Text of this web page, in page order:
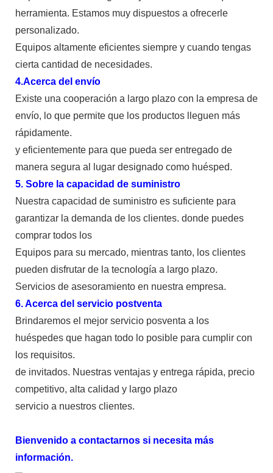
herramienta. Estamos muy dispuestos a ofrecerle
personalizado.
Equipos altamente eficientes siempre y cuando tengas
cierta cantidad de necesidades.
4.Acerca del envío
Existe una cooperación a largo plazo con la empresa de
envío, lo que permite que los productos lleguen más
rápidamente.
y eficientemente para que pueda ser entregado de
manera segura al lugar designado como huésped.
5. Sobre la capacidad de suministro
Nuestra capacidad de suministro es suficiente para
garantizar la demanda de los clientes. donde puedes
comprar todos los
Equipos para su mercado, mientras tanto, los clientes
pueden disfrutar de la tecnología a largo plazo.
Servicios de asesoramiento en nuestra empresa.
6. Acerca del servicio postventa
Brindaremos el mejor servicio posventa a los
huéspedes que hagan todo lo posible para cumplir con
los requisitos.
de invitados. Nuestras ventajas y entrega rápida, precio
competitivo, alta calidad y largo plazo
servicio a nuestros clientes.
Bienvenido a contactarnos si necesita más
información.